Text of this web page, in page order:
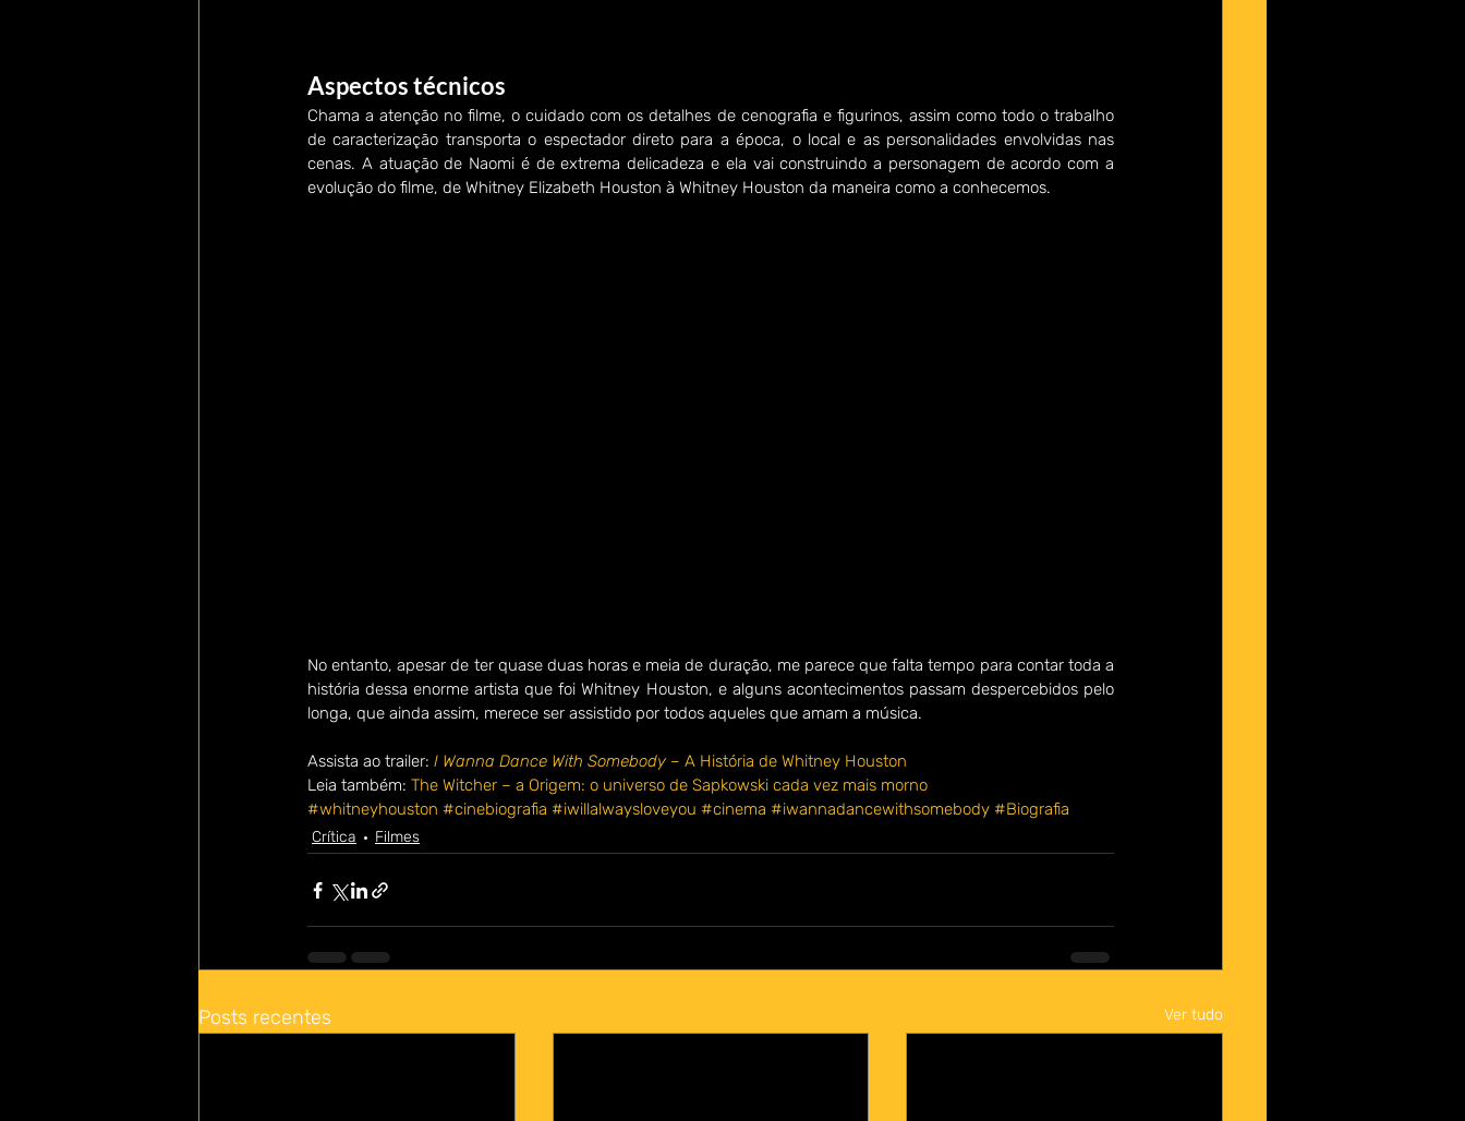
Aspectos técnicos
Chama a atenção no filme, o cuidado com os detalhes de cenografia e figurinos, assim como todo o trabalho
de caracterização transporta o espectador direto para a época, o local e as personalidades envolvidas nas
cenas. A atuação de Naomi é de extrema delicadeza e ela vai construindo a personagem de acordo com a
evolução do filme, de Whitney Elizabeth Houston à Whitney Houston da maneira como a conhecemos.
No entanto, apesar de ter quase duas horas e meia de duração, me parece que falta tempo para contar toda a
história dessa enorme artista que foi Whitney Houston, e alguns acontecimentos passam despercebidos pelo
longa, que ainda assim, merece ser assistido por todos aqueles que amam a música.
Assista ao trailer: I Wanna Dance With Somebody – A História de Whitney Houston
Leia também: The Witcher – a Origem: o universo de Sapkowski cada vez mais morno
#whitneyhouston #cinebiografia #iwillalwaysloveyou #cinema #iwannadancewithsomebody #Biografia
Crítica Filmes
Posts recentes Ver tudo